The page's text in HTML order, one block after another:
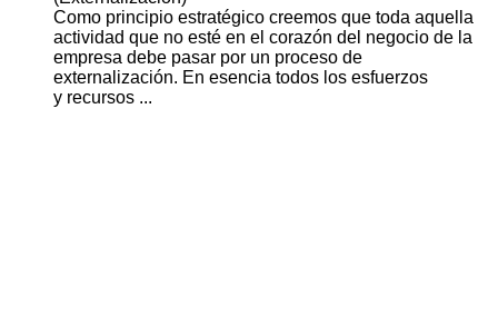
Como principio estratégico creemos que toda aquella
actividad que no esté en el corazón del negocio de la
empresa debe pasar por un proceso de
externalización. En esencia todos los esfuerzos
y recursos ...